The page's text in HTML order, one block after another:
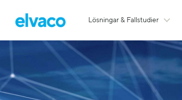
Lösningar & Fallstudier